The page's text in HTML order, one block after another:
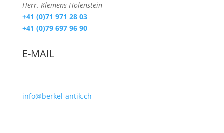
Herr. Klemens Holenstein
+41 (0)71 971 28 03
+41 (0)79 697 96 90
E-MAIL
info@berkel-antik.ch